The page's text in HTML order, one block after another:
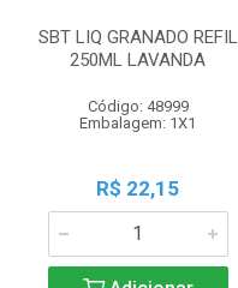
SBT LIQ GRANADO REFIL
250ML LAVANDA
Código: 48999
Embalagem: 1X1
R$ 22,15